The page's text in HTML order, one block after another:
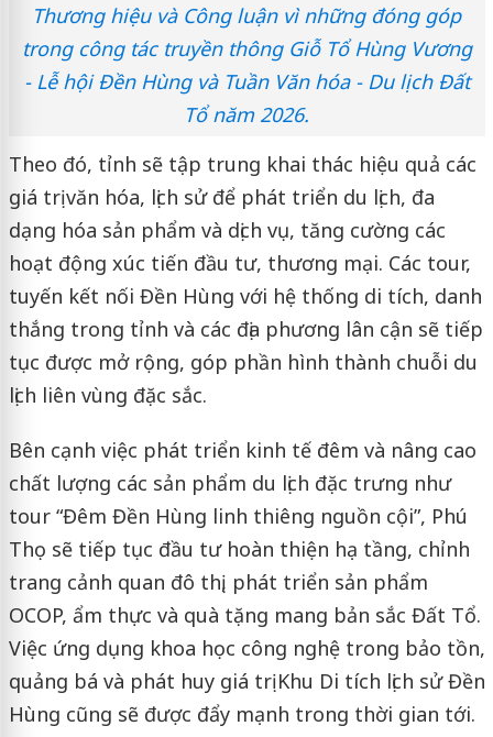
Thương hiệu và Công luận vì những đóng góp
trong công tác truyền thông Giỗ Tổ Hùng Vương
- Lễ hội Đền Hùng và Tuần Văn hóa - Du lịch Đất
Tổ năm 2026.
Theo đó, tỉnh sẽ tập trung khai thác hiệu quả các
giá trị văn hóa, lịch sử để phát triển du lịch, đa
dạng hóa sản phẩm và dịch vụ, tăng cường các
hoạt động xúc tiến đầu tư, thương mại. Các tour,
tuyến kết nối Đền Hùng với hệ thống di tích, danh
thắng trong tỉnh và các địa phương lân cận sẽ tiếp
tục được mở rộng, góp phần hình thành chuỗi du
lịch liên vùng đặc sắc.
Bên cạnh việc phát triển kinh tế đêm và nâng cao
chất lượng các sản phẩm du lịch đặc trưng như
tour “Đêm Đền Hùng linh thiêng nguồn cội”, Phú
Thọ sẽ tiếp tục đầu tư hoàn thiện hạ tầng, chỉnh
trang cảnh quan đô thị, phát triển sản phẩm
OCOP, ẩm thực và quà tặng mang bản sắc Đất Tổ.
Việc ứng dụng khoa học công nghệ trong bảo tồn,
quảng bá và phát huy giá trị Khu Di tích lịch sử Đền
Hùng cũng sẽ được đẩy mạnh trong thời gian tới.